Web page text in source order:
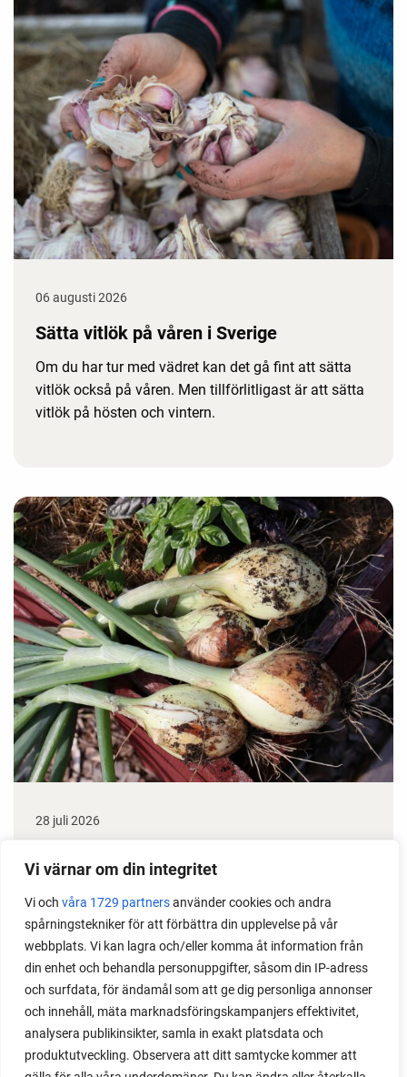
Vi värnar om din integritet
Vi och våra 1729 partnersanvänder cookies och andra
spårningstekniker för att förbättra din upplevelse på vår
webbplats. Vi kan lagra och/eller komma åt information från
din enhet och behandla personuppgifter, såsom din IP-adress
och surfdata, för ändamål som att ge dig personliga annonser
och innehåll, mäta marknadsföringskampanjers effektivitet,
analysera publikinsikter, samla in exakt platsdata och
produktutveckling. Observera att ditt samtycke kommer att
06 augusti 2026
Sätta vitlök på våren i Sverige
Om du har tur med vädret kan det gå fint att sätta
vitlök också på våren. Men tillförlitligast är att sätta
vitlök på hösten och vintern.
28 juli 2026
under säsongen och få tips om hur du sår, skolar
om, planterar och skördar egen lök.